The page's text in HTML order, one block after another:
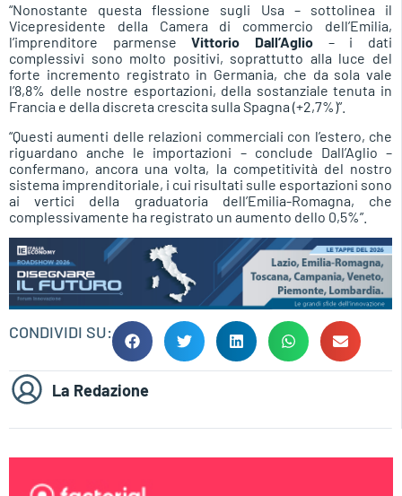
“Nonostante questa flessione sugli Usa – sottolinea il
Vicepresidente della Camera di commercio dell’Emilia,
l’imprenditore parmenseVittorio Dall’Aglio – i dati
complessivi sono molto positivi, soprattutto alla luce del
forte incremento registrato in Germania, che da sola vale
l’8,8% delle nostre esportazioni, della sostanziale tenuta in
Francia e della discreta crescita sulla Spagna (+2,7%)”.
“Questi aumenti delle relazioni commerciali con l’estero, che
riguardano anche le importazioni – conclude Dall’Aglio –
confermano, ancora una volta, la competitività del nostro
sistema imprenditoriale, i cui risultati sulle esportazioni sono
ai vertici della graduatoria dell’Emilia-Romagna, che
complessivamente ha registrato un aumento dello 0,5%”.
CONDIVIDI SU:
La Redazione